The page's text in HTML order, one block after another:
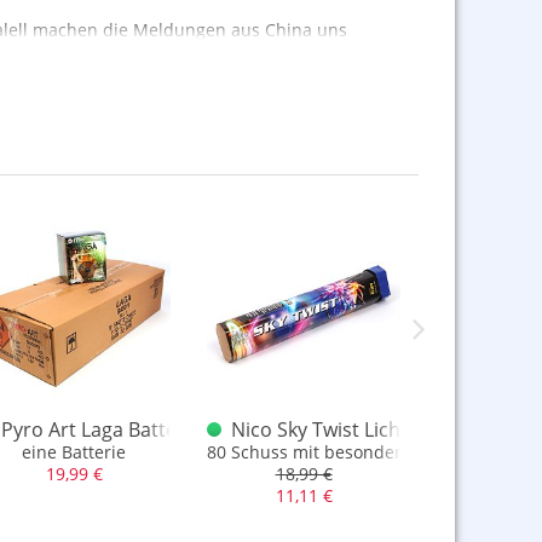
machen die Meldungen aus China uns
los, die ersten Händler wollen sich
7181
Schuss, Raketen und Fontänen
Pyro Art Laga Batterie 2014
eine Batterie
19,99 €
Nico Sky Twist Lichterbündel
80 Schuss mit besonderem
18,99 €
11,11 €